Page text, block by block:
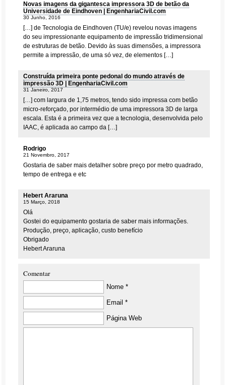
Novas imagens da gigantesca impressora 3D de betão da
Universidade de Eindhoven | EngenhariaCivil.com
30 Junho, 2016
[…] de Tecnologia de Eindhoven (TU/e) revelou novas imagens
do seu impressionante equipamento de impressão tridimensional
de estruturas de betão. Devido às suas dimensões, a impressora
permite a impressão, de uma só vez, de elementos […]
Construída primeira ponte pedonal do mundo através de
impressão 3D | EngenhariaCivil.com
31 Janeiro, 2017
[…] com largura de 1,75 metros, tendo sido impressa com betão
micro-reforçado, por intermédio de uma impressora 3D de larga
escala. Esta é a primeira vez que a tecnologia, desenvolvida pelo
IAAC, é aplicada ao campo da […]
Rodrigo
21 Novembro, 2017
Gostaria de saber mais detalher sobre preço por metro quadrado,
tempo de entrega e etc
Hebert Araruna
15 Março, 2018
Olá
Gostei do equipamento gostaria de saber mais informações.
Produção, preço, aplicação, custo benefício
Obrigado
Hebert Araruna
Comentar
Nome *
Email *
Página Web